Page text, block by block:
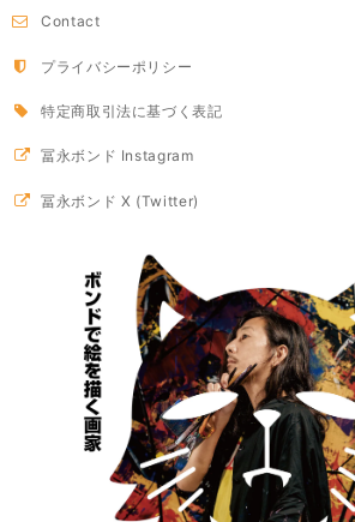
Contact
プライバシーポリシー
特定商取引法に基づく表記
冨永ボンド Instagram
冨永ボンド X (Twitter)